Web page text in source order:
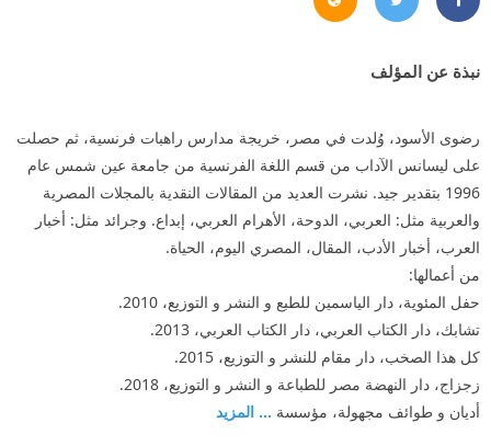
نبذة عن المؤلف
رضوى الأسود، وُلدت في مصر، خريجة مدارس راهبات فرنسية، ثم حصلت
على ليسانس الآداب من قسم اللغة الفرنسية من جامعة عين شمس عام
1996 بتقدير جيد. نشرت العديد من المقالات النقدية بالمجلات المصرية
والعربية مثل: العربي، الدوحة، الأهرام العربي، إبداع. وجرائد مثل: أخبار
العرب، أخبار الأدب، المقال، المصري اليوم، الحياة.
من أعمالها:
حفل المئوية، دار الياسمين للطبع و النشر و التوزيع، 2010.
تشابك، دار الكتاب العربي، دار الكتاب العربي، 2013.
كل هذا الصخب، دار مقام للنشر و التوزيع، 2015.
زجزاج، دار النهضة مصر للطباعة و النشر و التوزيع، 2018.
أديان و طوائف مجهولة، مؤسسة ... المزيد